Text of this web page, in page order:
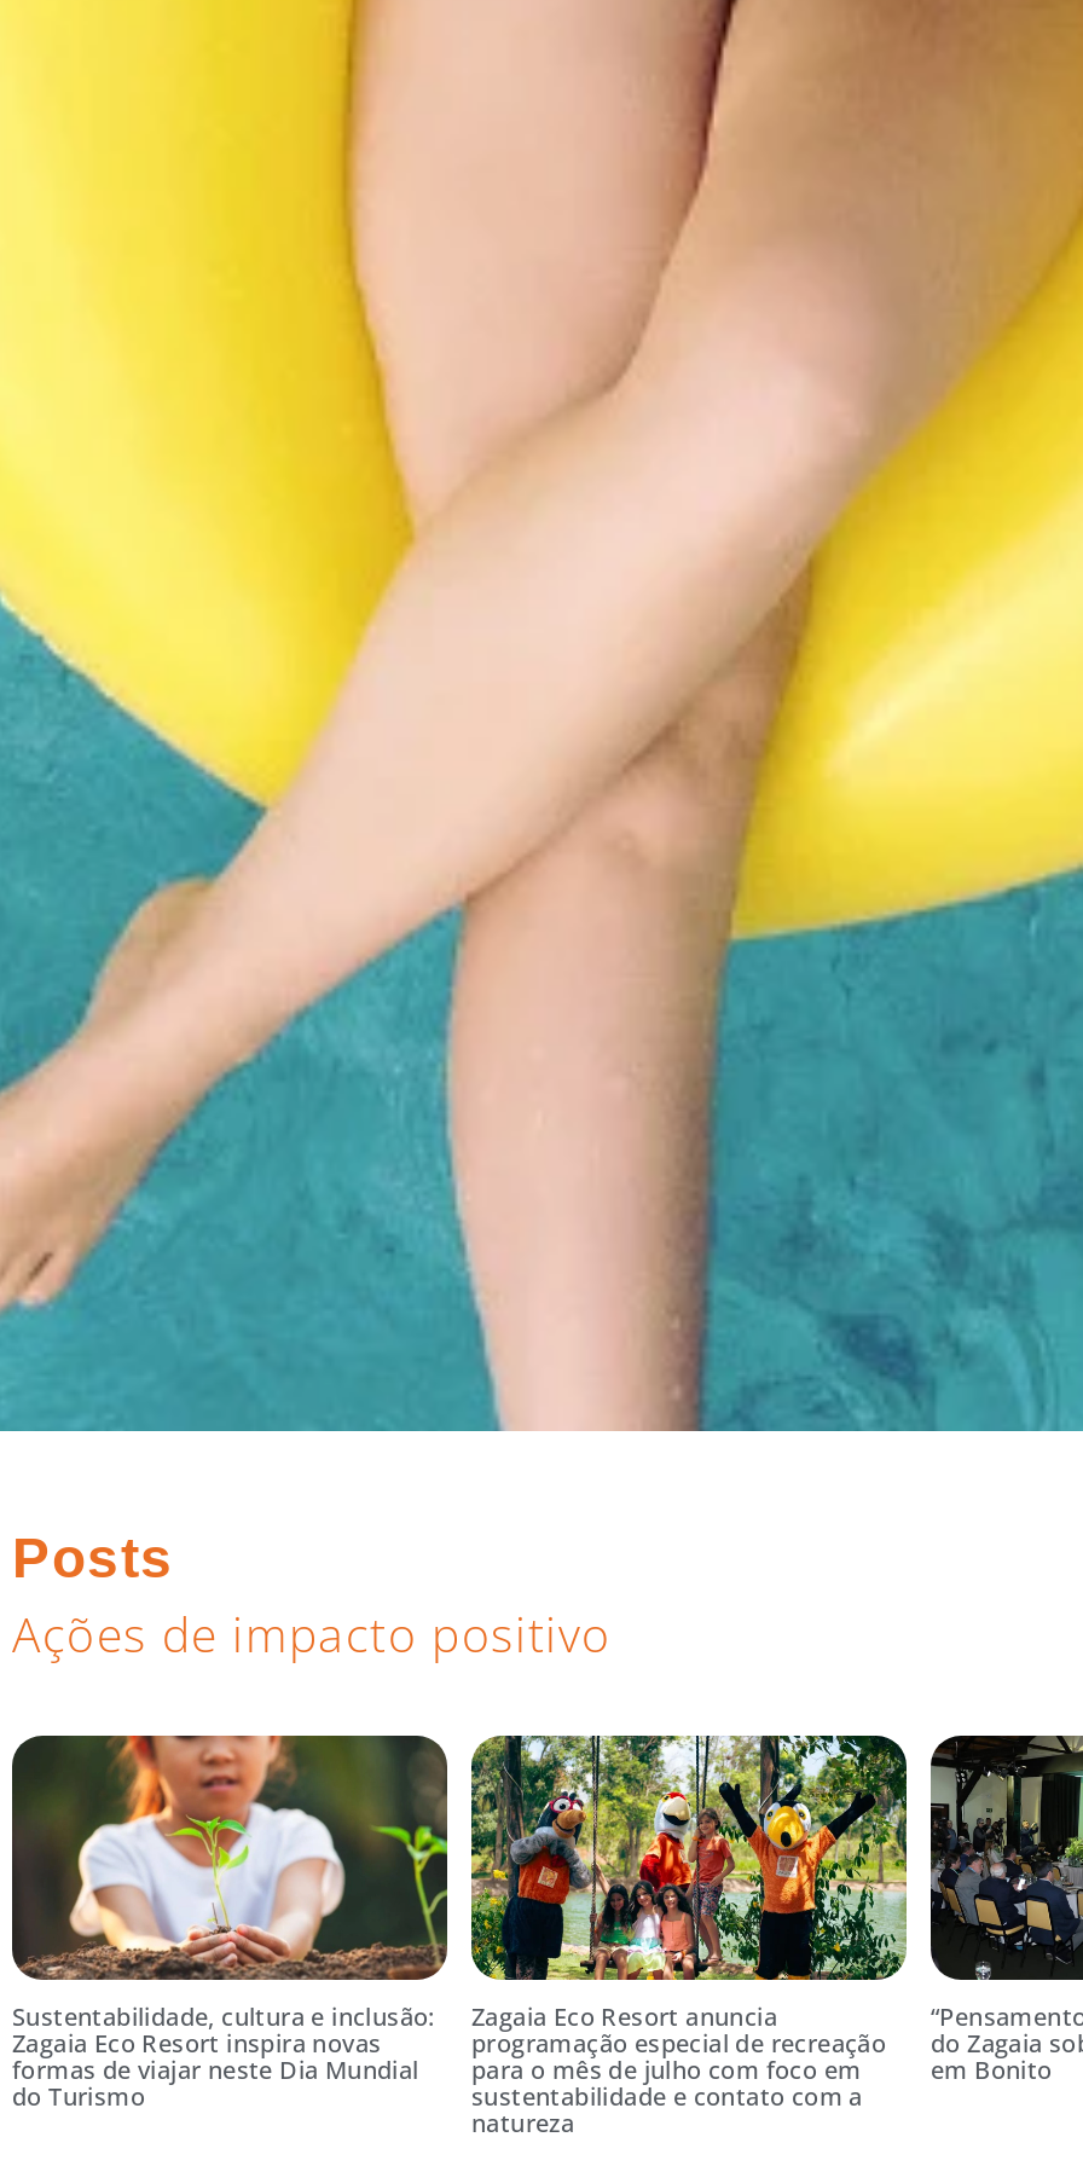
Posts
Ações de impacto positivo
Sustentabilidade, cultura e inclusão:
Zagaia Eco Resort inspira novas
formas de viajar neste Dia Mundial
do Turismo
Zagaia Eco Resort anuncia
programação especial de recreação
para o mês de julho com foco em
sustentabilidade e contato com a
natureza
do Zagaia
em Bonito